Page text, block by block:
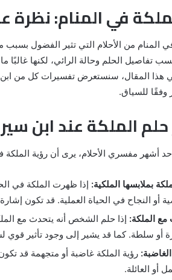
في المنام: نظرة
المنام من الأحلام التي تثير الفضول
تفاصيل الحلم وحالة الرائي، لكنها غالبًا
المقال، سنستعرض تفسيرات كل من ابن
وفقًا للسياق.
الملكة عند ابن
أشهر مفسري الأحلام، يرى أن رؤية
بملابسها الملكية: إذا ظهرت الملكة في
أو النجاح في الحياة العملية. قد تكون
مع الملكة: إذا حلم الشخص أنه يتحدث مع
أو سلطة. كما قد يشير إلى وجود تأثير قوي
رؤية الملكة غاضبة أو متجهمة قد
أو العائلة.
المتسخ بالبراز في المنام:
وتفسيرات ابن سيرين والنابلسي